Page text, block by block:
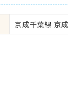
京成千葉線 京